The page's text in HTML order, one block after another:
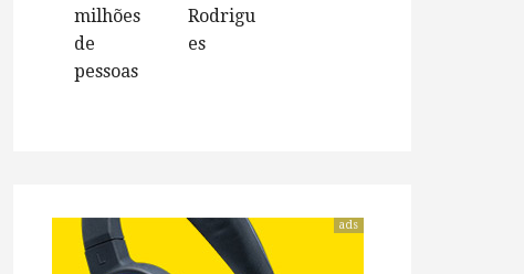
milhões
de
pessoas
Rodrigu
es
ads